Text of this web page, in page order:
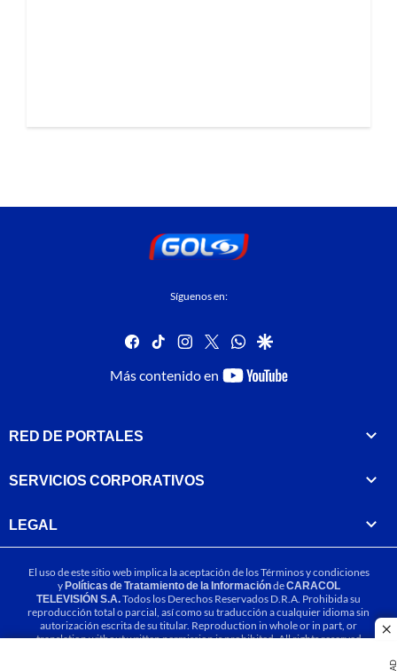
Síguenos en:
facebook
tiktok instagram
twitterwhatsapp
google
Más contenido en
youtube-
RED DE PORTALES
SERVICIOS CORPORATIVOS
LEGAL
El uso de este sitio web implica la aceptación de losTérminos y condiciones
yPolíticas de Tratamiento de la InformacióndeCARACOL
TELEVISIÓN S.A.Todos los Derechos Reservados D.R.A. Prohibida su
reproducción total o parcial, así como su traducción a cualquier idioma sin
autorización escrita de su titular. Reproduction in whole or in part, or
translation without written permission is prohibited. All rights reserved